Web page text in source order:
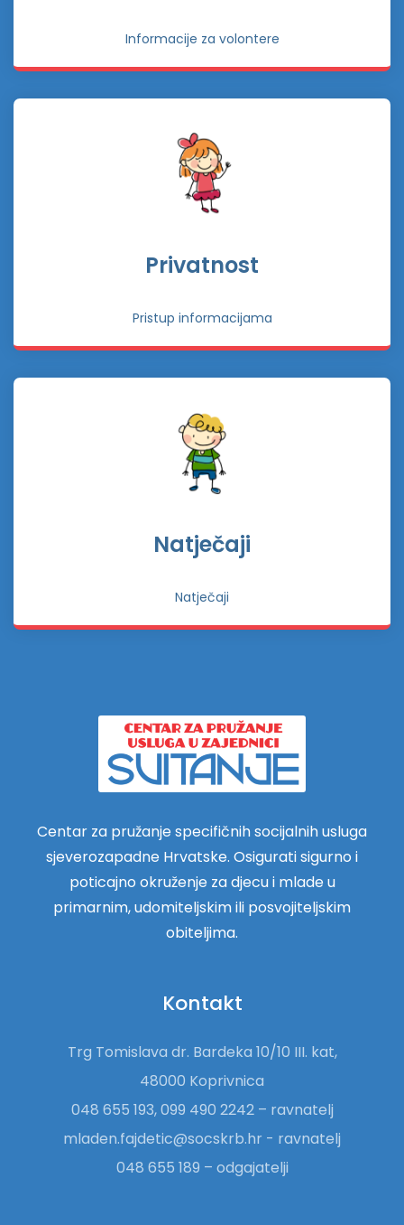
Informacije za volontere
Privatnost
Pristup informacijama
Natječaji
Natječaji
Centar za pružanje specifičnih socijalnih usluga
sjeverozapadne Hrvatske. Osigurati sigurno i
poticajno okruženje za djecu i mlade u
primarnim, udomiteljskim ili posvojiteljskim
obiteljima.
Kontakt
Trg Tomislava dr. Bardeka 10/10 III. kat,
48000 Koprivnica
048 655 193, 099 490 2242 – ravnatelj
mladen.fajdetic@socskrb.hr - ravnatelj
048 655 189 – odgajatelji